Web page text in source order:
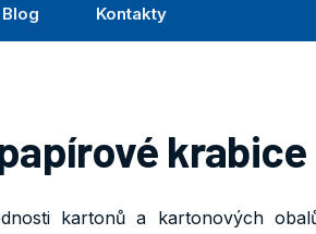
Blog Kontakty
krabice
kartonů a kartonových